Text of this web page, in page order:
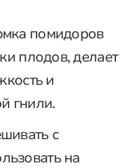
помидоров
плодов, делает
и
гнили.
с
на